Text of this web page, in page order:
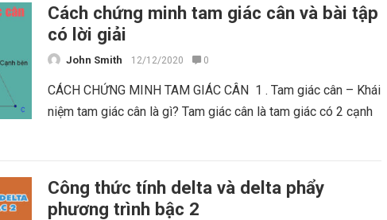
Cách chứng minh tam giác cân và bài tập
có lời giải
John Smith 12/12/2020 0
CÁCH CHỨNG MINH TAM GIÁC CÂN 1 . Tam giác cân – Khái
niệm tam giác cân là gì? Tam giác cân là tam giác có 2 cạnh
Công thức tính delta và delta phẩy
phương trình bậc 2